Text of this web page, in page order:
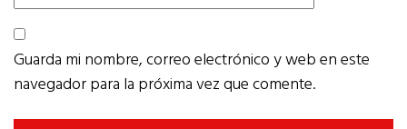
Guarda mi nombre, correo electrónico y web en este
navegador para la próxima vez que comente.